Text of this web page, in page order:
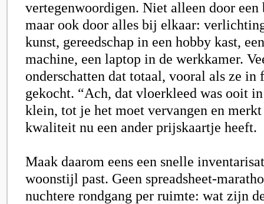
vertegenwoordigen. Niet alleen door
maar ook door alles bij elkaar:
kunst, gereedschap in een hobby kast,
machine, een laptop in de werkkamer.
onderschatten dat totaal, vooral als ze in
gekocht. “Ach, dat vloerkleed was ooit
klein, tot je het moet vervangen en
kwaliteit nu een ander prijskaartje heeft.
Maak daarom eens een snelle
woonstijl past. Geen spreadsheet-
nuchtere rondgang per ruimte: wat zijn